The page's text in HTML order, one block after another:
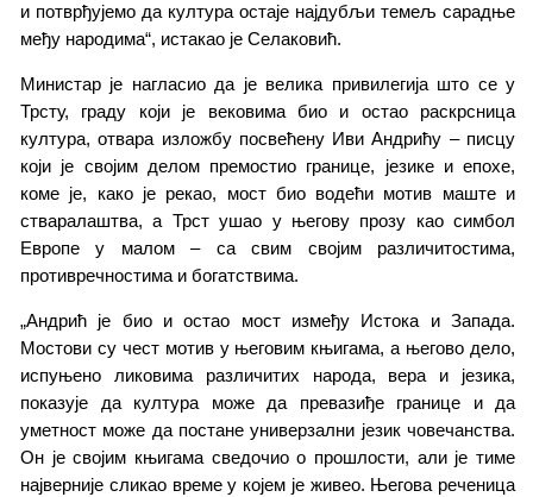
и потврђујемо да култура остаје најдубљи темељ сарадње
међу народима“, истакао је Селаковић.
Министар је нагласио да је велика привилегија што се у
Трсту, граду који је вековима био и остао раскрсница
култура, отвара изложбу посвећену Иви Андрићу – писцу
који је својим делом премостио границе, језике и епохе,
коме је, како је рекао, мост био водећи мотив маште и
стваралаштва, а Трст ушао у његову прозу као симбол
Европе у малом – са свим својим различитостима,
противречностима и богатствима.
„Андрић је био и остао мост између Истока и Запада.
Мостови су чест мотив у његовим књигама, а његово дело,
испуњено ликовима различитих народа, вера и језика,
показује да култура може да превазиђе границе и да
уметност може да постане универзални језик човечанства.
Он је својим књигама сведочио о прошлости, али је тиме
најверније сликао време у којем је живео. Његова реченица